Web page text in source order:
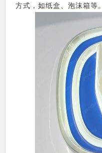
方式，如纸盒、泡沫箱等。